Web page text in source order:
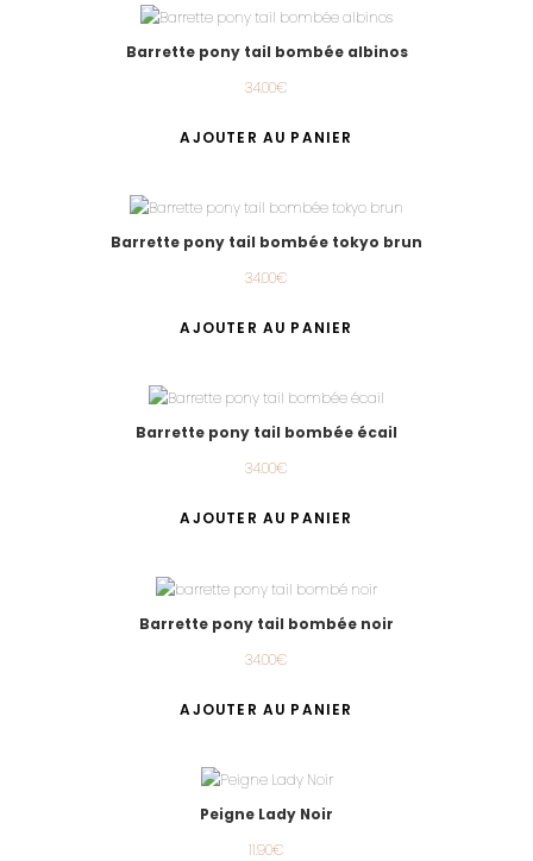
Barrette pony tail bombée albinos
34.00€
AJOUTER AU PANIER
Barrette pony tail bombée tokyo brun
34.00€
AJOUTER AU PANIER
Barrette pony tail bombée écail
34.00€
AJOUTER AU PANIER
Barrette pony tail bombée noir
34.00€
AJOUTER AU PANIER
Peigne Lady Noir
11.90€